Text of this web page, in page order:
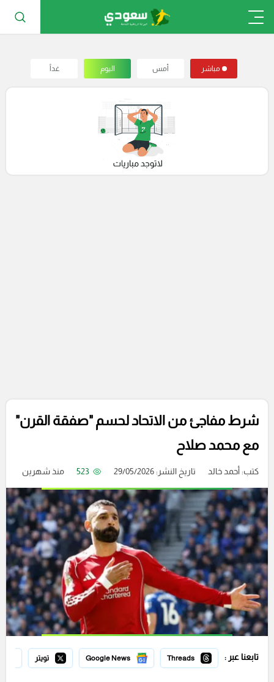
مباشر أمس اليوم غداً
شرط مفاجئ من الاتحاد لحسم "صفقة القرن"
مع محمد صلاح
كتب:أحمد خالد تاريخ النشر: 29/05/2026 523 منذ شهرين
تابعنا عبر : Threads
Google News تويتر